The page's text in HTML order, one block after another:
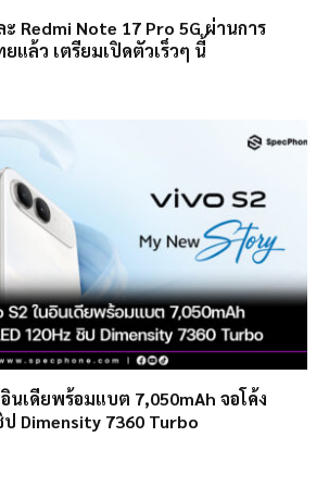
ะ Redmi Note 17 Pro 5G ผ่านการ
แล้ว เตรียมเปิดตัวเร็วๆ นี้
นเดียพร้อมแบต 7,050mAh จอโค้ง
ป Dimensity 7360 Turbo